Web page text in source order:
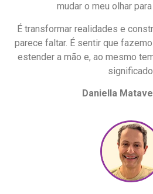
mudar o meu olhar
É transformar realidades e
parece faltar. É sentir que
estender a mão e, ao mesmo
significado.
Daniella